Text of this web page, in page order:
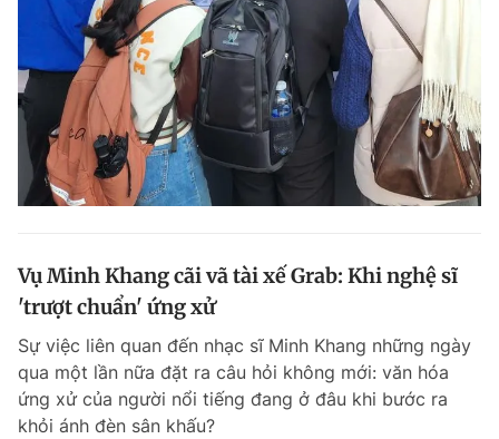
Đọc Thanh Niên trên điện thoại
Theo dõi báo trên
Hotline
0906 645 777
Liên hệ quảng cáo
Đặt báo Quảng cáo RSS Tòa soạn Chính sách bảo
Tổng biên tập: Nguyễn Ngọc Toàn
Phó tổng biên tập thường trực: Hải Thành
Vụ Minh Khang cãi vã tài xế Grab: Khi nghệ sĩ
'trượt chuẩn' ứng xử
Sự việc liên quan đến nhạc sĩ Minh Khang những ngày
qua một lần nữa đặt ra câu hỏi không mới: văn hóa
ứng xử của người nổi tiếng đang ở đâu khi bước ra
khỏi ánh đèn sân khấu?